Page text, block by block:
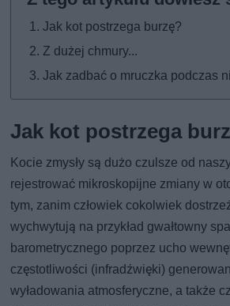
Jak kot postrzega burzę?
Z dużej chmury...
Jak zadbać o mruczka podczas
Jak kot postrzega
Kocie zmysły są dużo czulsze od
rejestrować mikroskopijne zmiany w
tym, zanim człowiek cokolwiek
wychwytują na przykład gwałtowny
barometrycznego poprzez ucho
częstotliwości (infradźwięki)
wyładowania atmosferyczne, a także